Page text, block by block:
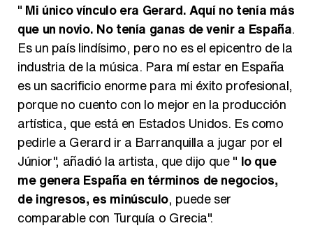
" Mi único vínculo era Gerard. Aquí no tenía más
que un novio. No tenía ganas de venir a España.
Es un país lindísimo, pero no es el epicentro de la
industria de la música. Para mí estar en España
es un sacrificio enorme para mi éxito profesional,
porque no cuento con lo mejor en la producción
artística, que está en Estados Unidos. Es como
pedirle a Gerard ir a Barranquilla a jugar por el
Júnior", añadió la artista, que dijo que " lo que
me genera España en términos de negocios,
de ingresos, es minúsculo, puede ser
comparable con Turquía o Grecia".